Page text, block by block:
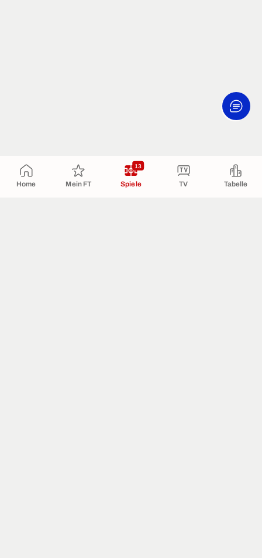
Home Mein FT Spiele
13
TV Tabelle